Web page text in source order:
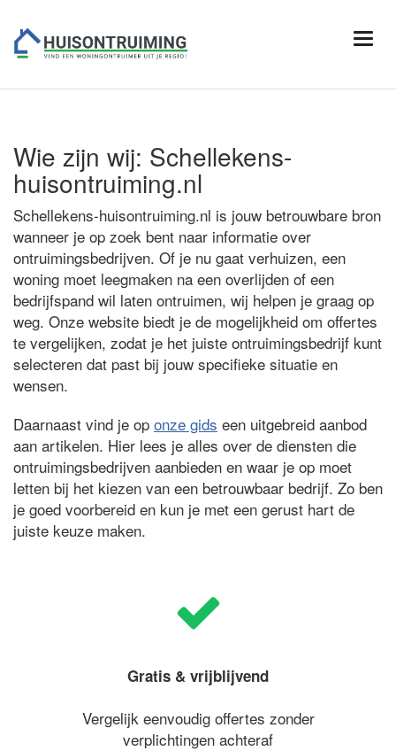
Wie zijn wij: Schellekens-
huisontruiming.nl
Schellekens-huisontruiming.nl is jouw betrouwbare bron
wanneer je op zoek bent naar informatie over
ontruimingsbedrijven. Of je nu gaat verhuizen, een
woning moet leegmaken na een overlijden of een
bedrijfspand wil laten ontruimen, wij helpen je graag op
weg. Onze website biedt je de mogelijkheid om offertes
te vergelijken, zodat je het juiste ontruimingsbedrijf kunt
selecteren dat past bij jouw specifieke situatie en
wensen.
Daarnaast vind je op onze gids een uitgebreid aanbod
aan artikelen. Hier lees je alles over de diensten die
ontruimingsbedrijven aanbieden en waar je op moet
letten bij het kiezen van een betrouwbaar bedrijf. Zo ben
je goed voorbereid en kun je met een gerust hart de
juiste keuze maken.
Gratis & vrijblijvend
Vergelijk eenvoudig offertes zonder
verplichtingen achteraf